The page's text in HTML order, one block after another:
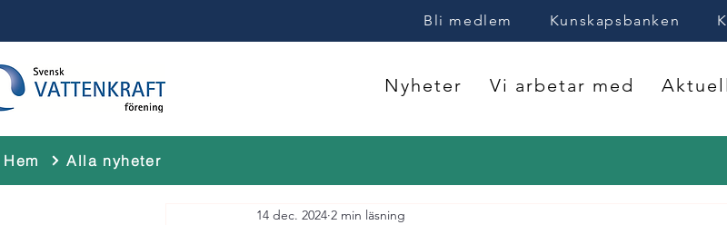
Bli medlem Kunskapsbanken
Nyheter Vi arbetar med
Hem Alla nyheter
14 dec. 2024 2 min läsning